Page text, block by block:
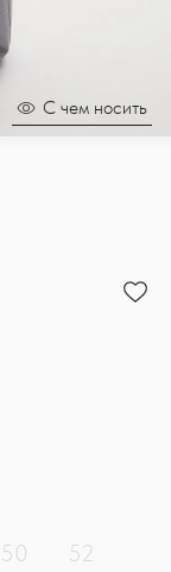
С чем носить
50 52